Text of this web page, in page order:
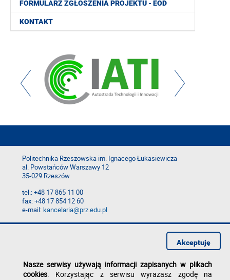
FORMULARZ ZGŁOSZENIA PROJEKTU - EOD
KONTAKT
Politechnika Rzeszowska im. Ignacego Łukasiewicza
al. Powstańców Warszawy 12
35-029 Rzeszów
tel.: +48 17 865 11 00
fax: +48 17 854 12 60
e-mail:kancelaria@prz.edu.pl
Deklaracja dostępności
Nasze serwisy używają informacji zapisanych w plikach
cookies. Korzystając z serwisu wyrażasz zgodę na
Akceptuję